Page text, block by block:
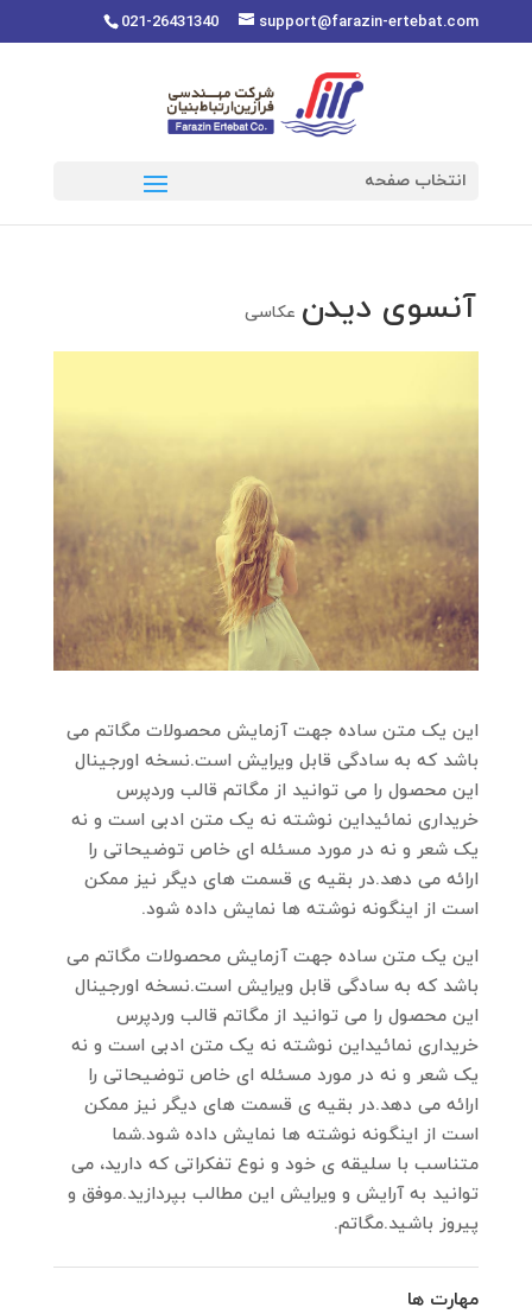
021-26431340 support@farazin-ertebat.com
انتخاب صفحه
آنسوی دیدن عکاسی
این یک متن ساده جهت آزمایش محصولات مگاتم می
باشد که به سادگی قابل ویرایش است.نسخه اورجینال
این محصول را می توانید از مگاتم قالب وردپرس
خریداری نمائیداین نوشته نه یک متن ادبی است و نه
یک شعر و نه در مورد مسئله ای خاص توضیحاتی را
ارائه می دهد.در بقیه ی قسمت های دیگر نیز ممکن
است از اینگونه نوشته ها نمایش داده شود.
این یک متن ساده جهت آزمایش محصولات مگاتم می
باشد که به سادگی قابل ویرایش است.نسخه اورجینال
این محصول را می توانید از مگاتم قالب وردپرس
خریداری نمائیداین نوشته نه یک متن ادبی است و نه
یک شعر و نه در مورد مسئله ای خاص توضیحاتی را
ارائه می دهد.در بقیه ی قسمت های دیگر نیز ممکن
است از اینگونه نوشته ها نمایش داده شود.شما
متناسب با سلیقه ی خود و نوع تفکراتی که دارید، می
توانید به آرایش و ویرایش این مطالب بپردازید.موفق و
پیروز باشید.مگاتم.
مهارت ها